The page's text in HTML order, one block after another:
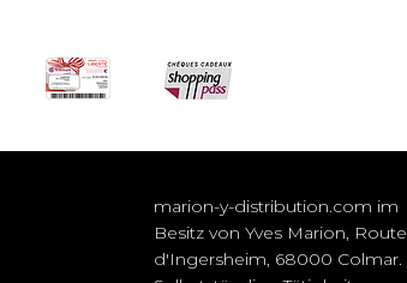
marion-y-distribution.com im
Besitz von Yves Marion, Route
d'Ingersheim, 68000 Colmar.